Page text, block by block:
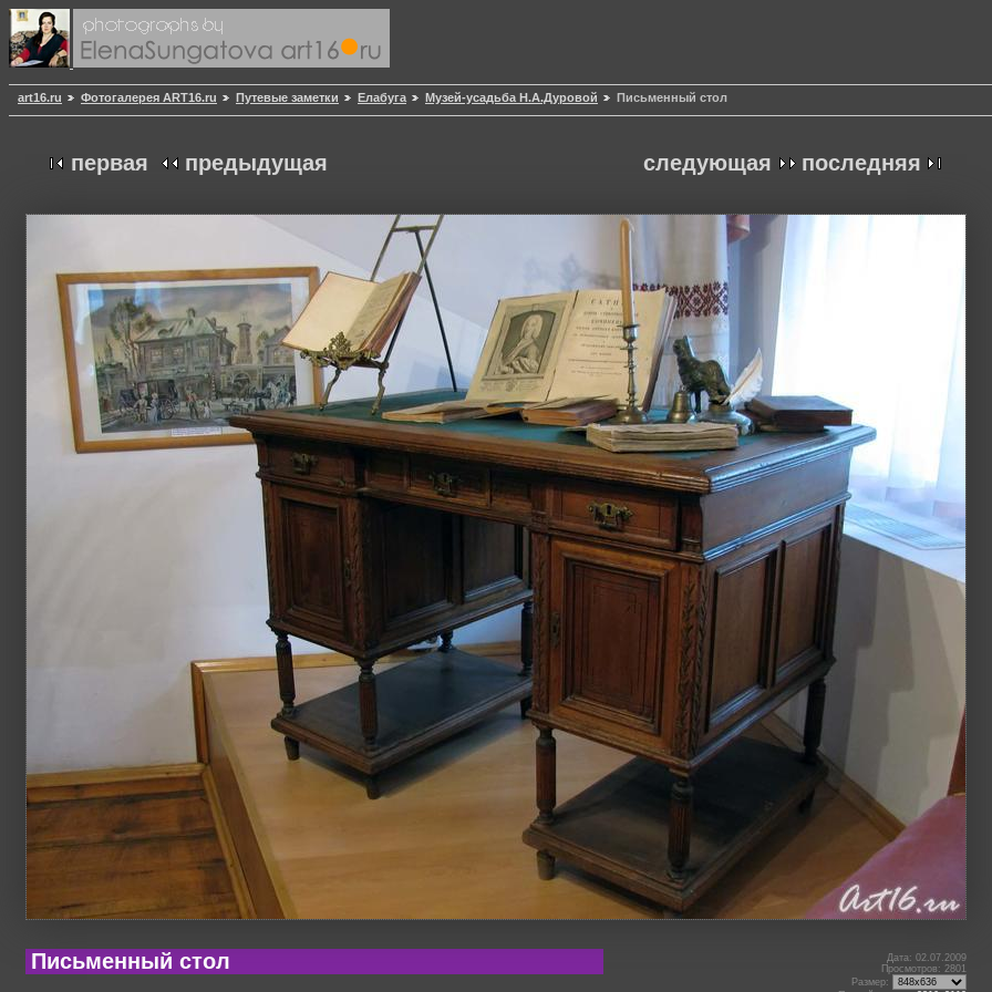
art16.ru Фотогалерея ART16.ru Путевые заметки Елабуга Музей-усадьба Н.А.Дуровой Письменный стол
следующая последняя
первая предыдущая
Письменный стол
Дата: 02.07.2009
Просмотров: 2801
Размер: